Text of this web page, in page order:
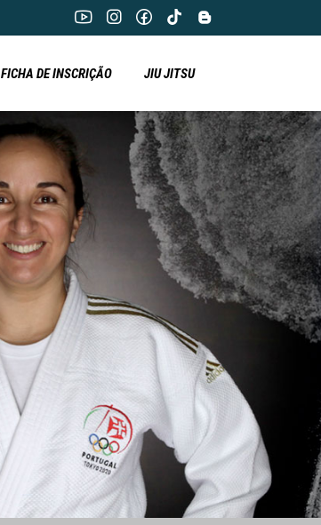
FICHA DE INSCRIÇÃO JIU JITSU